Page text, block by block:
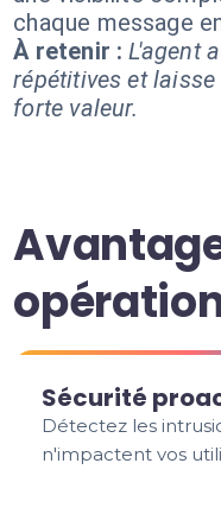
chaque message
À retenir : L'agent
répétitives et
forte valeur.
Sécurité
Détectez les
n'impactent vos